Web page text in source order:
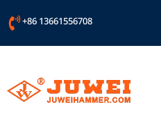
এড়িয়ে+86 13661556708